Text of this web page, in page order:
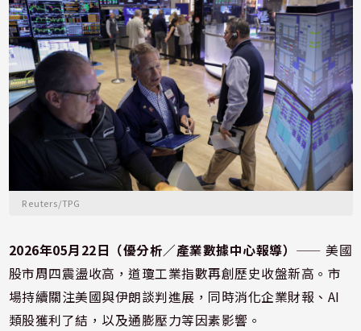
Reuters/TPG
2026年05月22日（優分析／產業數據中心報導） ⸺ 美國
股市周四震盪收高，道瓊工業指數再創歷史收盤新高。市
場持續關注美國與伊朗談判進展，同時消化企業財報、AI
類股獲利了結，以及通膨壓力等因素影響。